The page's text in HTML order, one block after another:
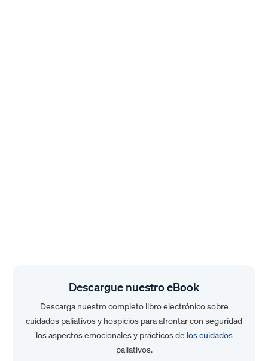
Descargue nuestro eBook
Descarga nuestro completo libro electrónico sobre
cuidados paliativos y hospicios para afrontar con seguridad
los aspectos emocionales y prácticos de los cuidados
paliativos.